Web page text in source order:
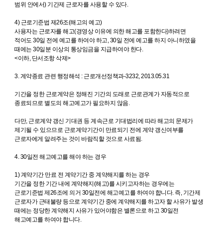
범위 안에서) 기간제 근로자를 사용할 수 있다.
4) 근로기준법 제26조(해고의 예고)
사용자는 근로자를 해고(경영상 이유에 의한 해고를 포함한다)하려면
적어도 30일 전에 예고를 하여야 하고, 30일 전에 예고를 하지 아니하였을
때에는 30일분 이상의 통상임금을 지급하여야 한다.
<이하, 단서조항 삭제>
3. 계약종료 관련 행정해석 : 근로개선정책과-3232, 2013.05.31
기간을 정한 근로계약은 정해진 기간의 도래로 근로관계가 자동적으로
종료되므로 별도의 해고예고가 필요하지 않음.
다만, 근로계약 갱신 기대권 등 계속근로 기대법리에 따라 해고의 문제가
제기될 수 있으므로 근로계약기간이 만료되기 전에 계약 갱신여부를
근로자에게 알려주는 것이 바람직할 것으로 사료됨.
4. 30일전 해고예고를 해야 하는 경우
1) 계약기간 만료 전 계약기간 중 계약해지를 하는 경우
기간을 정한 기간 내에 계약해지(해고)를 시키고자하는 경우에는
근로기준법 제26조에 의거 30일전에 해고예고를 하여야 합니다. 즉, 기간제
근로자가 근태불량 등으로 계약기간 중에 계약해지를 하고자 할 사유가 발생
때에는 정당한 계약해지 사유가 있어야함은 별론으로 하고 30일전
해고예고를 하여야 합니다.